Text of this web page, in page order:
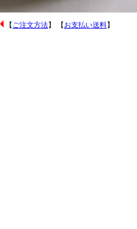
【 ご注文方法】 【 お支払い送料】